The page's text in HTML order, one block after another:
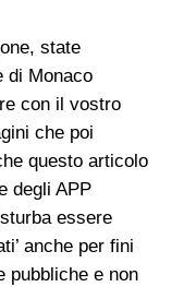
state
di Monaco
con il vostro
che poi
questo articolo
degli APP
essere
anche per fini
pubbliche e non